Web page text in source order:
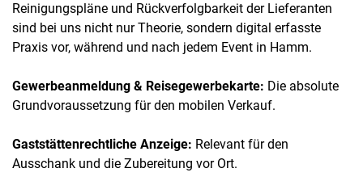
Reinigungspläne und Rückverfolgbarkeit der Lieferanten
sind bei uns nicht nur Theorie, sondern digital erfasste
Praxis vor, während und nach jedem Event in Hamm.
Gewerbeanmeldung & Reisegewerbekarte: Die absolute
Grundvoraussetzung für den mobilen Verkauf.
Gaststättenrechtliche Anzeige: Relevant für den
Ausschank und die Zubereitung vor Ort.